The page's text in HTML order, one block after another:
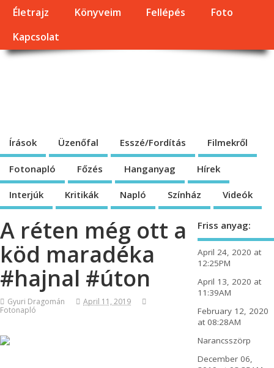
Életrajz Könyveim Fellépés
Foto
Kapcsolat
Írások Üzenőfal Esszé/Fordítás Filmekről
Fotonapló Főzés Hanganyag Hírek
Interjúk Kritikák Napló Színház Videók
A réten még ott a
köd maradéka
#hajnal #úton
Gyuri Dragomán
April 11, 2019
Fotonapló
Friss anyag:
April 24, 2020 at
12:25PM
April 13, 2020 at
11:39AM
February 12, 2020
at 08:28AM
Narancsszörp
December 06,